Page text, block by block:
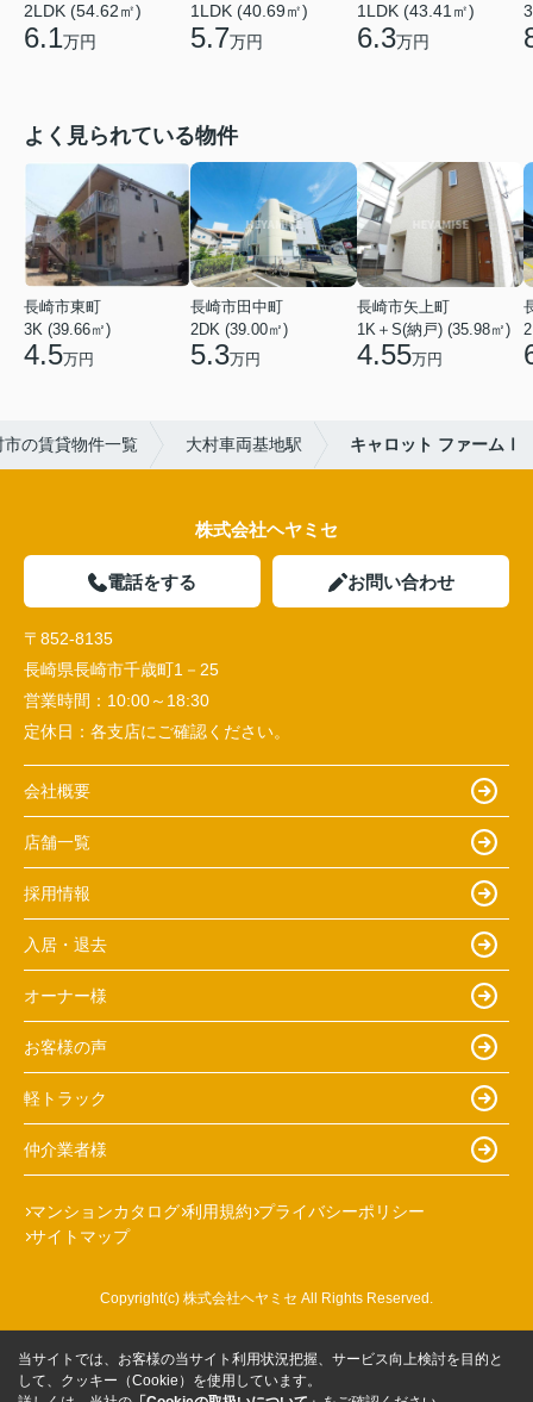
2LDK (54.62㎡)
6.1万円
1LDK (40.69㎡)
5.7万円
1LDK (43.41㎡)
6.3万円
よく見られている物件
長崎市東町
3K (39.66㎡)
4.5万円
長崎市田中町
2DK (39.00㎡)
5.3万円
長崎市矢上町
1K＋S(納戸) (35.98㎡)
4.55万円
市の賃貸物件一覧 大村車両基地駅 キャロット ファームⅠ
株式会社ヘヤミセ
電話をする お問い合わせ
〒852-8135
長崎県長崎市千歳町1－25
営業時間： 10:00～18:30
定休日： 各支店にご確認ください。
会社概要
店舗一覧
採用情報
入居・退去
オーナー様
お客様の声
軽トラック
仲介業者様
マンションカタログ 利用規約 プライバシーポリシー
サイトマップ
Copyright(c) 株式会社ヘヤミセ All Rights Reserved.
当サイトでは、お客様の当サイト利用状況把握、サービス向上検討を目的と
して、クッキー（Cookie）を使用しています。